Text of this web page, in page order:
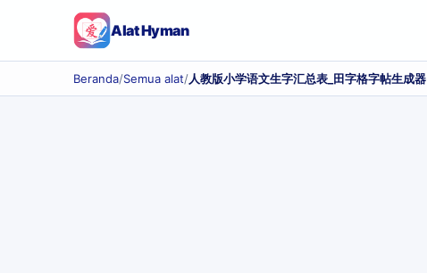
Alat Hyman
Beranda/Semua alat/人教版小学语文生字汇总表_田字格字帖生成器